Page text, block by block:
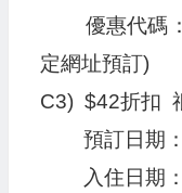
優惠代碼：
定網址預訂)
C3) $42折扣
預訂日期：
入住日期：